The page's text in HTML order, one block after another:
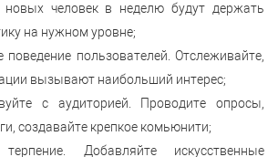
новых человек в неделю будут держать
на нужном уровне;
поведение пользователей. Отслеживайте,
вызывают наибольший интерес;
с аудиторией. Проводите опросы,
создавайте крепкое комьюнити;
терпение. Добавляйте искусственные